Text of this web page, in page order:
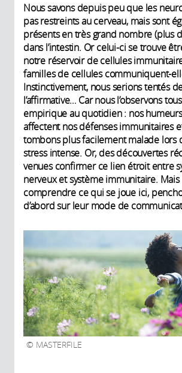
Nous savons depuis peu que les
pas restreints au cerveau, mais sont
présents en très grand nombre (plus
dans l’intestin. Or celui-ci se trouve
notre réservoir de cellules
familles de cellules communiquent-
Instinctivement, nous serions tentés
l’affirmative… Car nous l’observons
empirique au quotidien : nos
affectent nos défenses immunitaires
tombons plus facilement malade lors
stress intense. Or, des découvertes
venues confirmer ce lien étroit entre
nerveux et système immunitaire.
comprendre ce qui se joue ici,
d’abord sur leur mode de
MASTERFILE